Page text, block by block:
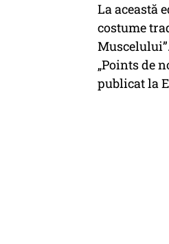
La această
costume
„Points de
publicat la